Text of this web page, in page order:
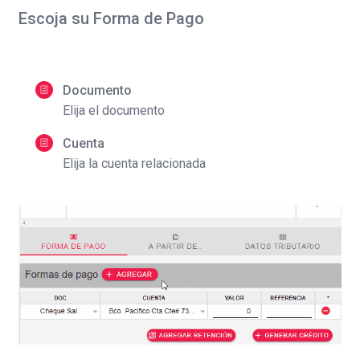
Escoja su Forma de Pago
Documento
Elija el documento
Cuenta
Elija la cuenta relacionada